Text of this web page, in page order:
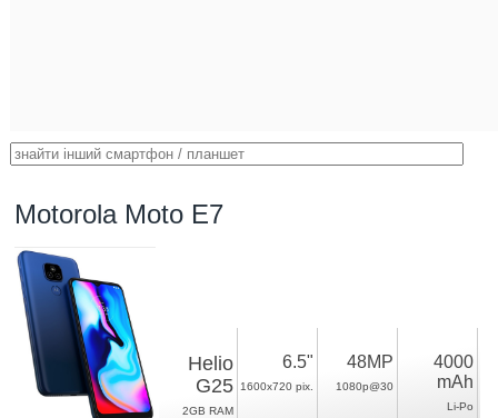
Motorola Moto E7
Helio
G25
2GB RAM
6.5"
1600x720 pix.
48MP
1080p@30
4000
mAh
Li-Po